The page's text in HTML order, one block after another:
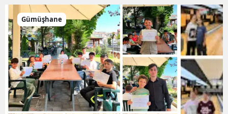
Gümüşhane